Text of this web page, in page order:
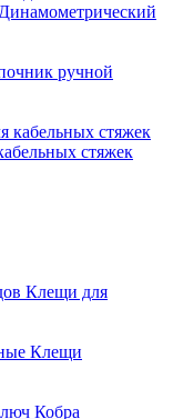
Динамометрический
ручной
стяжек
Клещи для
Клещи
Кобра